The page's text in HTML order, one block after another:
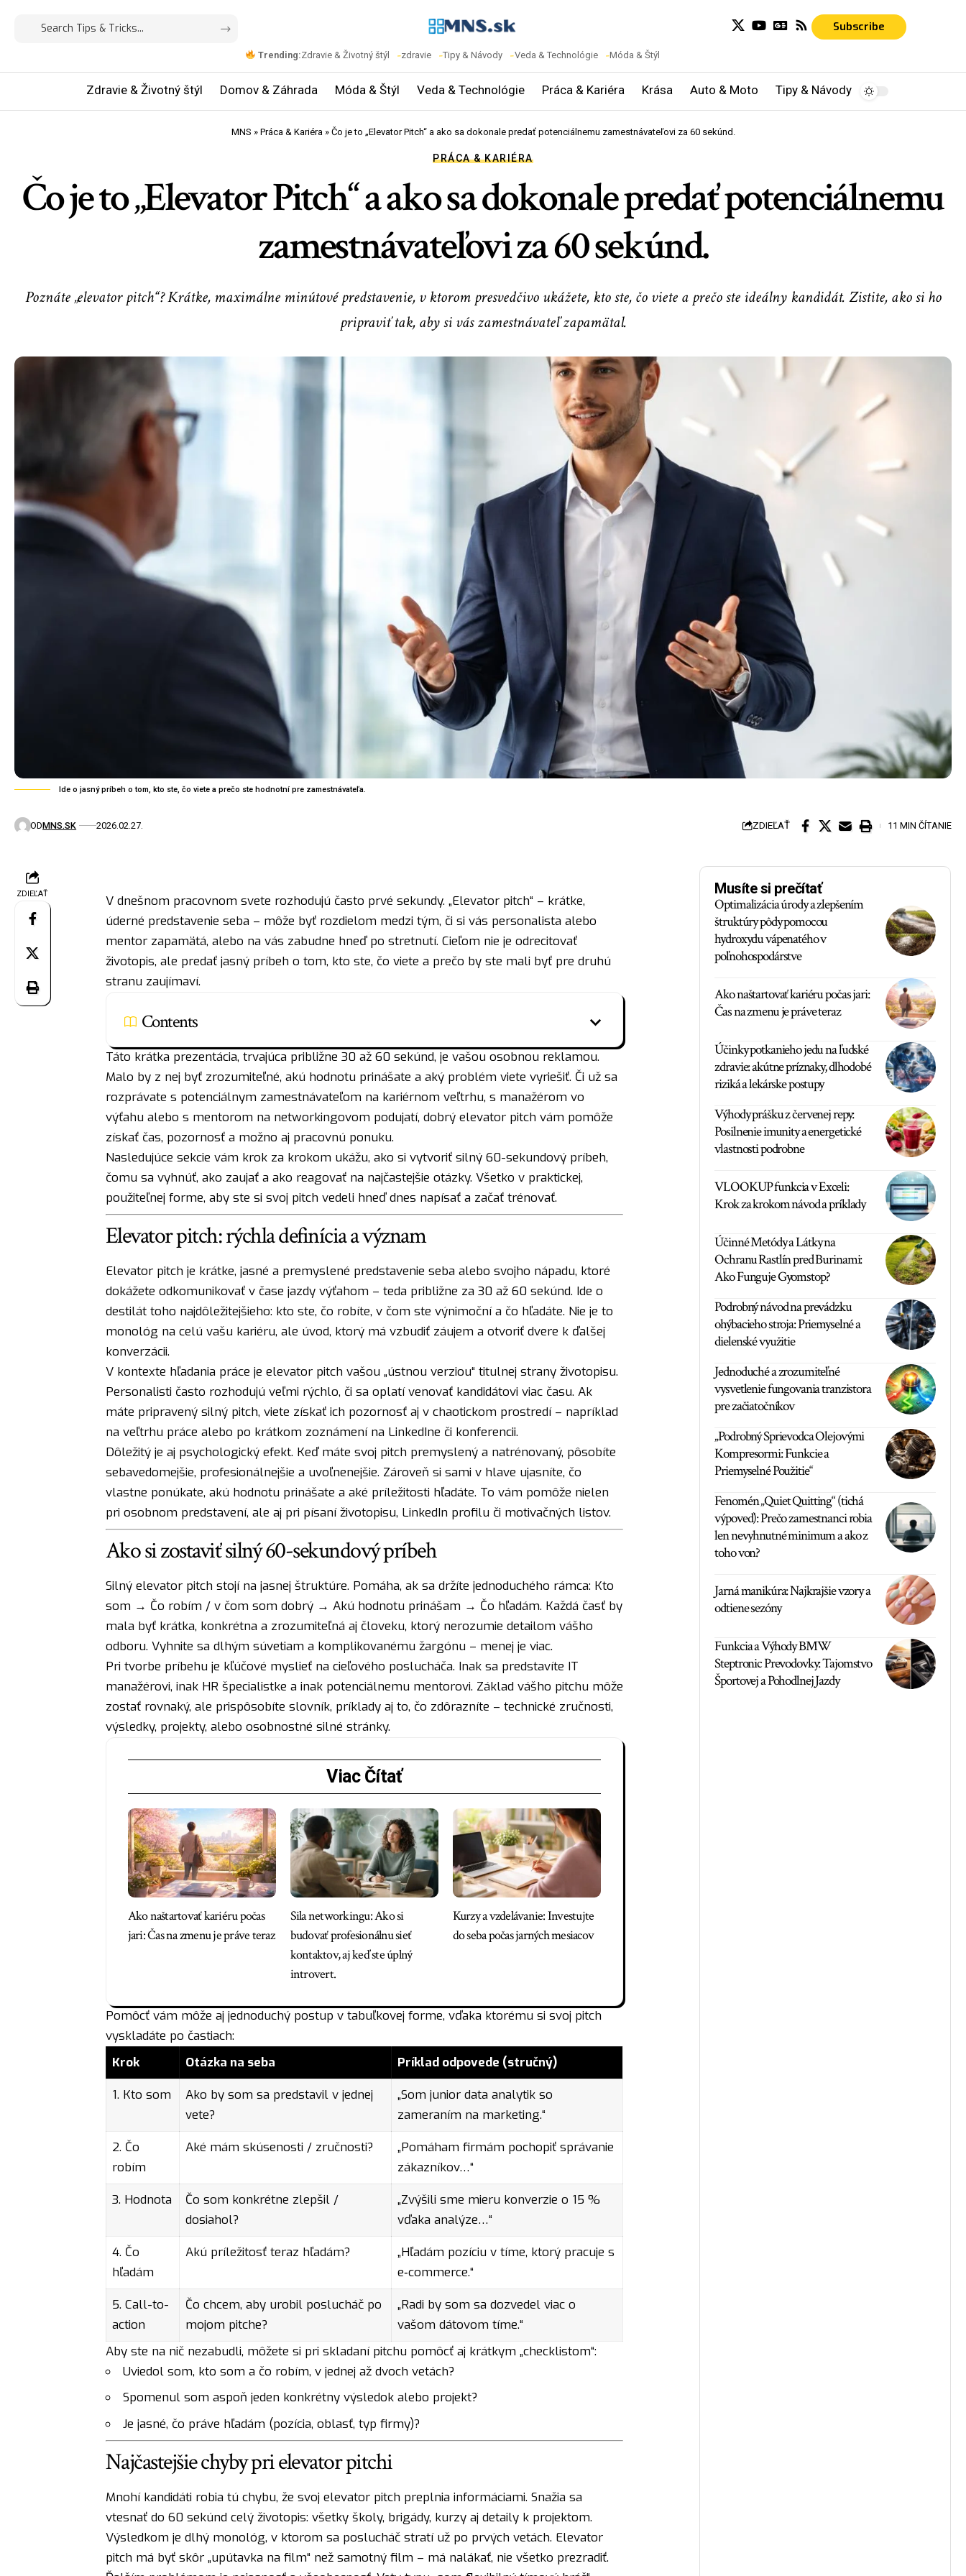
Trending:Zdravie & Životný štýl zdravie Tipy & Návody Veda & Technológie Móda & Štýl
Subscribe
Zdravie & Životný štýl Domov & Záhrada Móda & Štýl Veda & Technológie Práca & Kariéra Krása Auto & Moto Tipy & Návody
MNS » Práca & Kariéra » Čo je to „Elevator Pitch“ a ako sa dokonale predať potenciálnemu zamestnávateľovi za 60 sekúnd.
PRÁCA & KARIÉRA
Čo je to „Elevator Pitch“ a ako sa dokonale predať potenciálnemu
zamestnávateľovi za 60 sekúnd.
Poznáte „elevator pitch“? Krátke, maximálne minútové predstavenie, v ktorom presvedčivo ukážete, kto ste, čo viete a prečo ste ideálny kandidát. Zistite, ako si ho
pripraviť tak, aby si vás zamestnávateľ zapamätal.
Ide o jasný príbeh o tom, kto ste, čo viete a prečo ste hodnotní pre zamestnávateľa.
ODMNS.SK 2026.02.27. ZDIEĽAŤ 11 MIN ČÍTANIE
ZDIEĽAŤ
V dnešnom pracovnom svete rozhodujú často prvé sekundy. „Elevator pitch“ – krátke,
úderné predstavenie seba – môže byť rozdielom medzi tým, či si vás personalista alebo
mentor zapamätá, alebo na vás zabudne hneď po stretnutí. Cieľom nie je odrecitovať
životopis, ale predať jasný príbeh o tom, kto ste, čo viete a prečo by ste mali byť pre druhú
stranu zaujímaví.
Contents
Táto krátka prezentácia, trvajúca približne 30 až 60 sekúnd, je vašou osobnou reklamou.
Malo by z nej byť zrozumiteľné, akú hodnotu prinášate a aký problém viete vyriešiť. Či už sa
rozprávate s potenciálnym zamestnávateľom na kariérnom veľtrhu, s manažérom vo
výťahu alebo s mentorom na networkingovom podujatí, dobrý elevator pitch vám pomôže
získať čas, pozornosť a možno aj pracovnú ponuku.
Nasledujúce sekcie vám krok za krokom ukážu, ako si vytvoriť silný 60-sekundový príbeh,
čomu sa vyhnúť, ako zaujať a ako reagovať na najčastejšie otázky. Všetko v praktickej,
použiteľnej forme, aby ste si svoj pitch vedeli hneď dnes napísať a začať trénovať.
Elevator pitch: rýchla definícia a význam
Elevator pitch je krátke, jasné a premyslené predstavenie seba alebo svojho nápadu, ktoré
dokážete odkomunikovať v čase jazdy výťahom – teda približne za 30 až 60 sekúnd. Ide o
destilát toho najdôležitejšieho: kto ste, čo robíte, v čom ste výnimoční a čo hľadáte. Nie je to
monológ na celú vašu kariéru, ale úvod, ktorý má vzbudiť záujem a otvoriť dvere k ďalšej
konverzácii.
V kontexte hľadania práce je elevator pitch vašou „ústnou verziou“ titulnej strany životopisu.
Personalisti často rozhodujú veľmi rýchlo, či sa oplatí venovať kandidátovi viac času. Ak
máte pripravený silný pitch, viete získať ich pozornosť aj v chaotickom prostredí – napríklad
na veľtrhu práce alebo po krátkom zoznámení na LinkedIne či konferencii.
Dôležitý je aj psychologický efekt. Keď máte svoj pitch premyslený a natrénovaný, pôsobíte
sebavedomejšie, profesionálnejšie a uvoľnenejšie. Zároveň si sami v hlave ujasníte, čo
vlastne ponúkate, akú hodnotu prinášate a aké príležitosti hľadáte. To vám pomôže nielen
pri osobnom predstavení, ale aj pri písaní životopisu, LinkedIn profilu či motivačných listov.
Ako si zostaviť silný 60-sekundový príbeh
Silný elevator pitch stojí na jasnej štruktúre. Pomáha, ak sa držíte jednoduchého rámca: Kto
som → Čo robím / v čom som dobrý → Akú hodnotu prinášam → Čo hľadám. Každá časť by
mala byť krátka, konkrétna a zrozumiteľná aj človeku, ktorý nerozumie detailom vášho
odboru. Vyhnite sa dlhým súvetiam a komplikovanému žargónu – menej je viac.
Pri tvorbe príbehu je kľúčové myslieť na cieľového poslucháča. Inak sa predstavíte IT
manažérovi, inak HR špecialistke a inak potenciálnemu mentorovi. Základ vášho pitchu môže
zostať rovnaký, ale prispôsobíte slovník, príklady aj to, čo zdôrazníte – technické zručnosti,
výsledky, projekty, alebo osobnostné silné stránky.
Viac Čítať
Ako naštartovať kariéru počas
jari: Čas na zmenu je práve teraz
Sila networkingu: Ako si
budovať profesionálnu sieť
kontaktov, aj keď ste úplný
introvert.
Kurzy a vzdelávanie: Investujte
do seba počas jarných mesiacov
Pomôcť vám môže aj jednoduchý postup v tabuľkovej forme, vďaka ktorému si svoj pitch
vyskladáte po častiach:
Krok
Otázka na seba
Príklad odpovede (stručný)
1. Kto som
Ako by som sa predstavil v jednej
vete?
„Som junior data analytik so
zameraním na marketing.“
2. Čo
robím
Aké mám skúsenosti / zručnosti?
„Pomáham firmám pochopiť správanie
zákazníkov…“
3. Hodnota
Čo som konkrétne zlepšil /
dosiahol?
„Zvýšili sme mieru konverzie o 15 %
vďaka analýze…“
4. Čo
hľadám
Akú príležitosť teraz hľadám?
„Hľadám pozíciu v tíme, ktorý pracuje s
e‑commerce.“
5. Call-to-
action
Čo chcem, aby urobil poslucháč po
mojom pitche?
„Radi by som sa dozvedel viac o
vašom dátovom tíme.“
Aby ste na nič nezabudli, môžete si pri skladaní pitchu pomôcť aj krátkym „checklistom“:
Uviedol som, kto som a čo robím, v jednej až dvoch vetách?
Spomenul som aspoň jeden konkrétny výsledok alebo projekt?
Je jasné, čo práve hľadám (pozícia, oblasť, typ firmy)?
Najčastejšie chyby pri elevator pitchi
Mnohí kandidáti robia tú chybu, že svoj elevator pitch preplnia informáciami. Snažia sa
vtesnať do 60 sekúnd celý životopis: všetky školy, brigády, kurzy aj detaily k projektom.
Výsledkom je dlhý monológ, v ktorom sa poslucháč stratí už po prvých vetách. Elevator
pitch má byť skôr „upútavka na film“ než samotný film – má nalákať, nie všetko prezradiť.
Musíte si prečítať
Optimalizácia úrody a zlepšením
štruktúry pôdy pomocou
hydroxydu vápenatého v
poľnohospodárstve
Ako naštartovať kariéru počas jari:
Čas na zmenu je práve teraz
Účinky potkanieho jedu na ľudské
zdravie: akútne príznaky, dlhodobé
riziká a lekárske postupy
Výhody prášku z červenej repy:
Posilnenie imunity a energetické
vlastnosti podrobne
VLOOKUP funkcia v Exceli:
Krok za krokom návod a príklady
Účinné Metódy a Látky na
Ochranu Rastlín pred Burinami:
Ako Funguje Gyomstop?
Podrobný návod na prevádzku
ohýbacieho stroja: Priemyselné a
dielenské využitie
Jednoduché a zrozumiteľné
vysvetlenie fungovania tranzistora
pre začiatočníkov
„Podrobný Sprievodca Olejovými
Kompresormi: Funkcie a
Priemyselné Použitie“
Fenomén „Quiet Quitting“ (tichá
výpoveď): Prečo zamestnanci robia
len nevyhnutné minimum a ako z
toho von?
Jarná manikúra: Najkrajšie vzory a
odtiene sezóny
Funkcia a Výhody BMW
Steptronic Prevodovky: Tajomstvo
Športovej a Pohodlnej Jazdy